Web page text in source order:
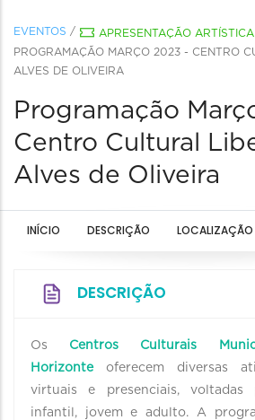
EVENTOS / APRESENTAÇÃO ARTÍSTICA
PROGRAMAÇÃO MARÇO 2023 - CENTRO
ALVES DE OLIVEIRA
Programação
Centro Cultural
Alves de Oliveira
INÍCIO DESCRIÇÃO LOCALIZAÇÃO
DESCRIÇÃO
Os Centros Culturais
Horizonteoferecem diversas
virtuais e presenciais, voltadas
infantil, jovem e adulto. A